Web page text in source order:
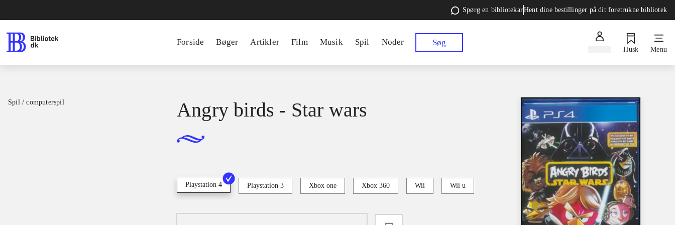
Spørg en bibliotekarHent dine bestillinger på dit foretrukne bibliotek
Forside Bøger Artikler Film Musik Spil Noder Søg
Husk Menu
Spil / computerspil Angry birds - Star wars
Playstation 4 Playstation 3 Xbox one Xbox 360 Wii Wii u